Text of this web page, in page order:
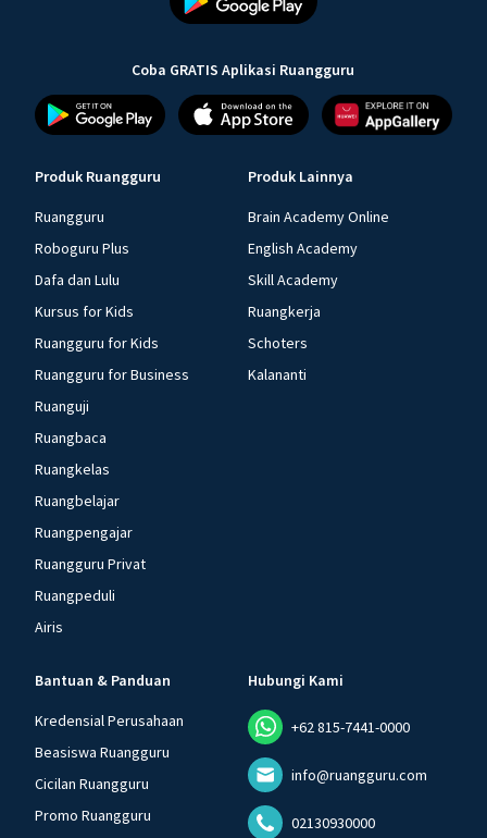
Coba GRATIS Aplikasi Ruangguru
Produk Ruangguru
Ruangguru
Roboguru Plus
Dafa dan Lulu
Kursus for Kids
Ruangguru for Kids
Ruangguru for Business
Ruanguji
Ruangbaca
Ruangkelas
Ruangbelajar
Ruangpengajar
Ruangguru Privat
Ruangpeduli
Airis
Produk Lainnya
Brain Academy Online
English Academy
Skill Academy
Ruangkerja
Schoters
Kalananti
Bantuan & Panduan
Kredensial Perusahaan
Beasiswa Ruangguru
Cicilan Ruangguru
Promo Ruangguru
Hubungi Kami
+62 815-7441-0000
info@ruangguru.com
02130930000